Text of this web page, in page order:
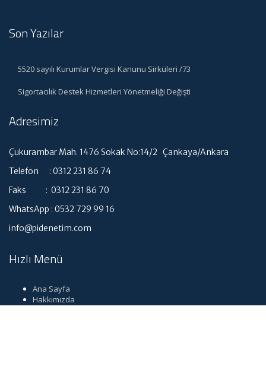
Son Yazılar
5520 sayılı Kurumlar Vergisi Kanunu Sirküleri /73
Sigortacılık Destek Hizmetleri Yönetmeliği Değişti
Adresimiz
Çukurambar Mah. 1476 Sokak No:14/2 Çankaya/Ankara
Telefon : 0312 231 86 74
Faks : 0312 231 86 70
WhatsApp : 0532 729 99 16
info@pidenetim.com
Hızlı Menü
Ana Sayfa
Hakkımızda